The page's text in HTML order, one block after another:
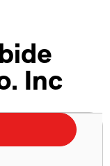
Inc